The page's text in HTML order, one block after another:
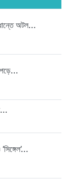
অটল...
পড়ে...